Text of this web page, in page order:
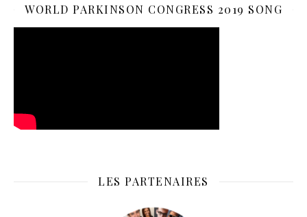
WORLD PARKINSON CONGRESS 2019 SONG
LES PARTENAIRES